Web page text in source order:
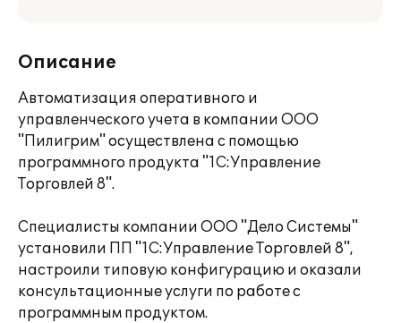
Описание
Автоматизация оперативного и
управленческого учета в компании ООО
"Пилигрим" осуществлена с помощью
программного продукта "1С:Управление
Торговлей 8".
Специалисты компании ООО "Дело Системы"
установили ПП "1С:Управление Торговлей 8",
настроили типовую конфигурацию и оказали
консультационные услуги по работе с
программным продуктом.